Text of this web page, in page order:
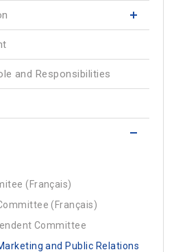
and Responsibilities
(Français)
(Français)
Committee
and Public Relations